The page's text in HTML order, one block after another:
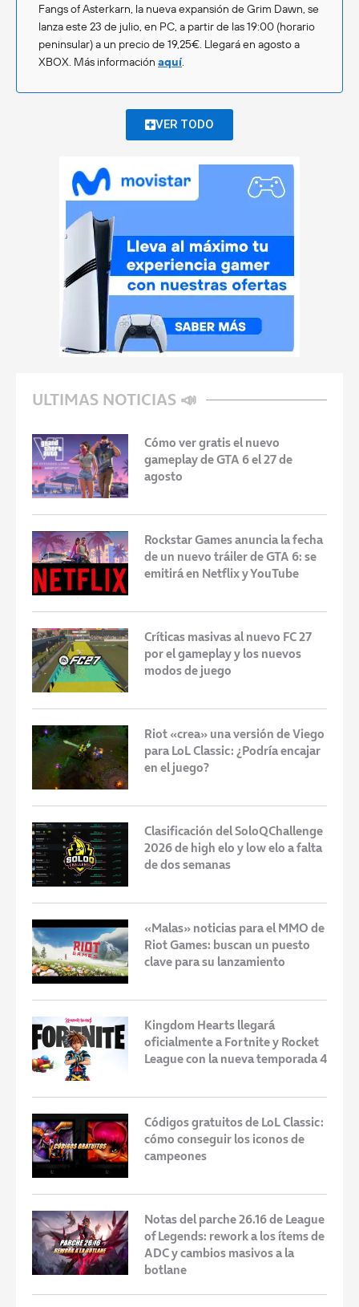
Fangs of Asterkarn, la nueva expansión de Grim Dawn, se
lanza este 23 de julio, en PC, a partir de las 19:00 (horario
peninsular) a un precio de 19,25€. Llegará en agosto a
XBOX. Más información aquí.
VER TODO
ULTIMAS NOTICIAS 📣
Cómo ver gratis el nuevo
gameplay de GTA 6 el 27 de
agosto
Rockstar Games anuncia la fecha
de un nuevo tráiler de GTA 6: se
emitirá en Netflix y YouTube
Críticas masivas al nuevo FC 27
por el gameplay y los nuevos
modos de juego
Riot «crea» una versión de Viego
para LoL Classic: ¿Podría encajar
en el juego?
Clasificación del SoloQChallenge
2026 de high elo y low elo a falta
de dos semanas
«Malas» noticias para el MMO de
Riot Games: buscan un puesto
clave para su lanzamiento
Kingdom Hearts llegará
oficialmente a Fortnite y Rocket
League con la nueva temporada 4
Códigos gratuitos de LoL Classic:
cómo conseguir los iconos de
campeones
Notas del parche 26.16 de League
of Legends: rework a los ítems de
ADC y cambios masivos a la
botlane